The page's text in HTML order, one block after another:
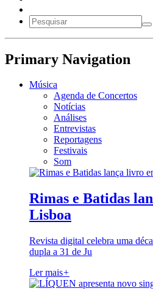
Primary Navigation
Música
Agenda de Concertos
Notícias
Análises
Entrevistas
Reportagens
Festivais
Som
Rimas e Batidas
Lisboa
Revista digital celebra uma
dupla a 31 de Ju
Ler mais+